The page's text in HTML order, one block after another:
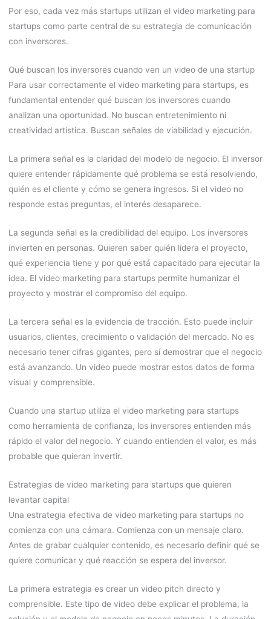
Por eso, cada vez más startups utilizan el video marketing para
startups como parte central de su estrategia de comunicación
con inversores.
Qué buscan los inversores cuando ven un video de una startup
Para usar correctamente el video marketing para startups, es
fundamental entender qué buscan los inversores cuando
analizan una oportunidad. No buscan entretenimiento ni
creatividad artística. Buscan señales de viabilidad y ejecución.
La primera señal es la claridad del modelo de negocio. El inversor
quiere entender rápidamente qué problema se está resolviendo,
quién es el cliente y cómo se genera ingresos. Si el video no
responde estas preguntas, el interés desaparece.
La segunda señal es la credibilidad del equipo. Los inversores
invierten en personas. Quieren saber quién lidera el proyecto,
qué experiencia tiene y por qué está capacitado para ejecutar la
idea. El video marketing para startups permite humanizar el
proyecto y mostrar el compromiso del equipo.
La tercera señal es la evidencia de tracción. Esto puede incluir
usuarios, clientes, crecimiento o validación del mercado. No es
necesario tener cifras gigantes, pero sí demostrar que el negocio
está avanzando. Un video puede mostrar estos datos de forma
visual y comprensible.
Cuando una startup utiliza el video marketing para startups
como herramienta de confianza, los inversores entienden más
rápido el valor del negocio. Y cuando entienden el valor, es más
probable que quieran invertir.
Estrategias de video marketing para startups que quieren
levantar capital
Una estrategia efectiva de video marketing para startups no
comienza con una cámara. Comienza con un mensaje claro.
Antes de grabar cualquier contenido, es necesario definir qué se
quiere comunicar y qué reacción se espera del inversor.
La primera estrategia es crear un video pitch directo y
comprensible. Este tipo de video debe explicar el problema, la